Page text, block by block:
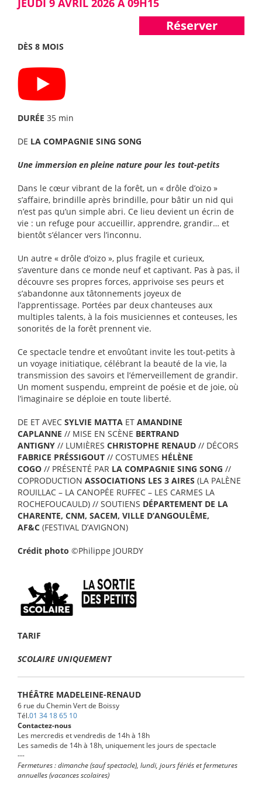
Réserver
DÈS 8 MOIS
DURÉE 35 min
DE LA COMPAGNIE SING SONG
Une immersion en pleine nature pour les tout-petits
Dans le cœur vibrant de la forêt, un « drôle d’oizo »
s’affaire, brindille après brindille, pour bâtir un nid qui
n’est pas qu’un simple abri. Ce lieu devient un écrin de
vie : un refuge pour accueillir, apprendre, grandir… et
bientôt s’élancer vers l’inconnu.
Un autre « drôle d’oizo », plus fragile et curieux,
s’aventure dans ce monde neuf et captivant. Pas à pas, il
découvre ses propres forces, apprivoise ses peurs et
s’abandonne aux tâtonnements joyeux de
l’apprentissage. Portées par deux chanteuses aux
multiples talents, à la fois musiciennes et conteuses, les
sonorités de la forêt prennent vie.
Ce spectacle tendre et envoûtant invite les tout-petits à
un voyage initiatique, célébrant la beauté de la vie, la
transmission des savoirs et l’émerveillement de grandir.
Un moment suspendu, empreint de poésie et de joie, où
l’imaginaire se déploie en toute liberté.
DE ET AVEC SYLVIE MATTA ET AMANDINE
CAPLANNE // MISE EN SCÈNE BERTRAND
ANTIGNY // LUMIÈRES CHRISTOPHE RENAUD // DÉCORS
FABRICE PRÉSSIGOUT // COSTUMES HÉLÈNE
COGO // PRÉSENTÉ PAR LA COMPAGNIE SING SONG //
COPRODUCTION ASSOCIATIONS LES 3 AIRES (LA PALÈNE
ROUILLAC – LA CANOPÉE RUFFEC – LES CARMES LA
ROCHEFOUCAULD) // SOUTIENS DÉPARTEMENT DE LA
CHARENTE, CNM, SACEM, VILLE D’ANGOULÊME,
AF&C (FESTIVAL D’AVIGNON)
Crédit photo ©Philippe JOURDY
TARIF
SCOLAIRE UNIQUEMENT
THÉÂTRE MADELEINE-RENAUD
6 rue du Chemin Vert de Boissy
Tél.01 34 18 65 10
Contactez-nous
Les mercredis et vendredis de 14h à 18h
Les samedis de 14h à 18h, uniquement les jours de spectacle
---
Fermetures : dimanche (sauf spectacle), lundi, jours fériés et fermetures
annuelles (vacances scolaires)